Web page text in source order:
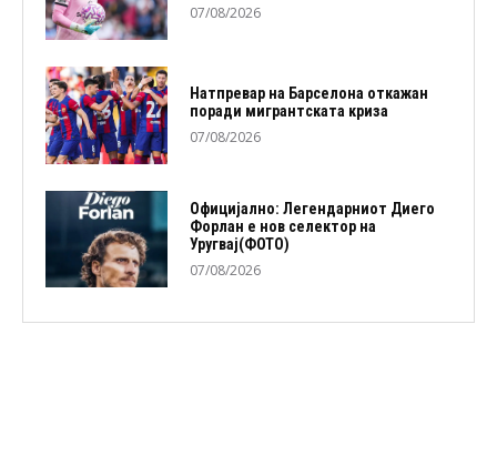
07/08/2026
Натпревар на Барселона откажан
поради мигрантската криза
07/08/2026
Официјално: Легендарниот Диего
Форлан е нов селектор на
Уругвај(ФОТО)
07/08/2026